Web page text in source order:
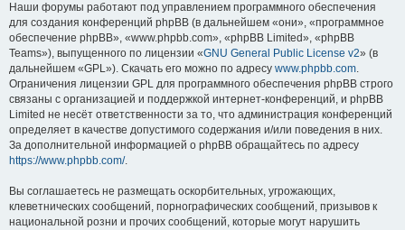
Наши форумы работают под управлением программного обеспечения
для создания конференций phpBB (в дальнейшем «они», «программное
обеспечение phpBB», «www.phpbb.com», «phpBB Limited», «phpBB
Teams»), выпущенного по лицензии «GNU General Public License v2» (в
дальнейшем «GPL»). Скачать его можно по адресу www.phpbb.com.
Ограничения лицензии GPL для программного обеспечения phpBB строго
связаны с организацией и поддержкой интернет-конференций, и phpBB
Limited не несёт ответственности за то, что администрация конференций
определяет в качестве допустимого содержания и/или поведения в них.
За дополнительной информацией о phpBB обращайтесь по адресу
https://www.phpbb.com/.
Вы соглашаетесь не размещать оскорбительных, угрожающих,
клеветнических сообщений, порнографических сообщений, призывов к
национальной розни и прочих сообщений, которые могут нарушить